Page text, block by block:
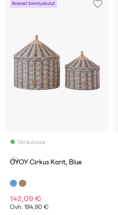
Ilmaiset toimituskulut
Varastossa
(5)
OYOY Cirkus Korit, Blue
142,09 €
Ovh: 194,90 €